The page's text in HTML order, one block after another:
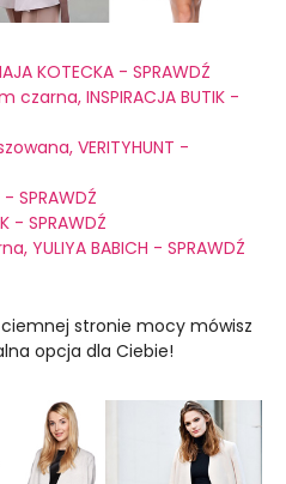
KOTECKA - SPRAWDŹ
czarna, INSPIRACJA BUTIK -
VERITYHUNT -
SPRAWDŹ
- SPRAWDŹ
YULIYA BABICH - SPRAWDŹ
ciemnej stronie mocy mówisz
opcja dla Ciebie!